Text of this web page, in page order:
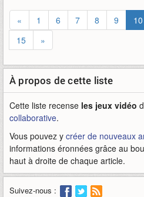
« 1 6 7 8 9 10
15
»
À propos de cette liste
Cette liste recense les jeux vidéo
collaborative.
Vous pouvez y créer de nouveaux
informations éronnées grâce au
haut à droite de chaque article.
Suivez-nous :